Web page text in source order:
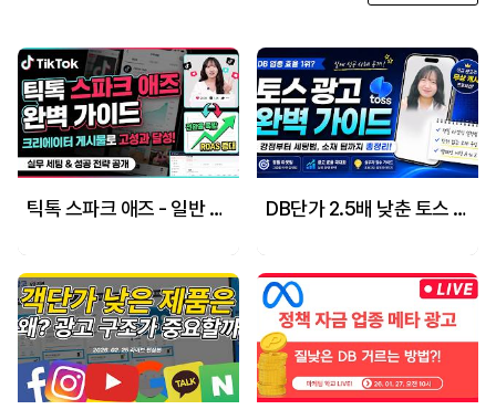
틱톡 스파크 애즈 - 일반 광고보다 성과 4배? 실무 세팅부터 고효율 최적화 운영 전략까지 한번에 확인하세요! DB단가 2.5배 낮춘 토스 DB 광고 세팅법 가이드! + 신규 광고주 프로모션 혜택